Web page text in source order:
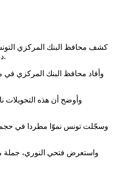
دولية حول “مساهمة الجاليات في دفع الاستثمار وتحقيق التنمية المستدامة”، نظمتها وزارة الشؤون الخارجية والهجرة والتونسيين بالخارج بالتعاون مع المنظمة الدولية للهجرة.
واستعرض فتحي النوري، جملة